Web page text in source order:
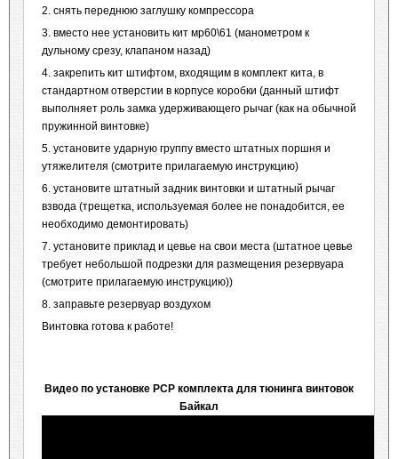
2. снять переднюю заглушку компрессора
3. вместо нее установить кит мр60\61 (манометром к
дульному срезу, клапаном назад)
4. закрепить кит штифтом, входящим в комплект кита, в
стандартном отверстии в корпусе коробки (данный штифт
выполняет роль замка удерживающего рычаг (как на обычной
пружинной винтовке)
5. установите ударную группу вместо штатных поршня и
утяжелителя (смотрите прилагаемую инструкцию)
6. установите штатный задник винтовки и штатный рычаг
взвода (трещетка, используемая более не понадобится, ее
необходимо демонтировать)
7. установите приклад и цевье на свои места (штатное цевье
требует небольшой подрезки для размещения резервуара
(смотрите прилагаемую инструкцию))
8. заправьте резервуар воздухом
Винтовка готова к работе!
Видео по установке PCP комплекта для тюнинга винтовок
Байкал